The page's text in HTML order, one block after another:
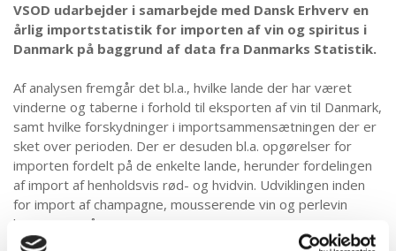
VSOD udarbejder i samarbejde med Dansk Erhverv en
årlig importstatistik for importen af vin og spiritus i
Danmark på baggrund af data fra Danmarks Statistik.
Af analysen fremgår det bl.a., hvilke lande der har været
vinderne og taberne i forhold til eksporten af vin til Danmark,
samt hvilke forskydninger i importsammensætningen der er
sket over perioden. Der er desuden bl.a. opgørelser for
importen fordelt på de enkelte lande, herunder fordelingen
af import af henholdsvis rød- og hvidvin. Udviklingen inden
for import af champagne, mousserende vin og perlevin
berøres også.